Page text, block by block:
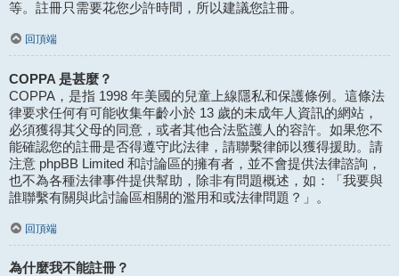
等。註冊只需要花您少許時間，所以建議您註冊。
回頂端
COPPA 是甚麼？
COPPA，是指 1998 年美國的兒童上線隱私和保護條例。這條法
律要求任何有可能收集年齡小於 13 歲的未成年人資訊的網站，
必須獲得其父母的同意，或者其他合法監護人的容許。如果您不
能確認您的註冊是否得遵守此法律，請聯繫律師以獲得援助。請
注意 phpBB Limited 和討論區的擁有者，並不會提供法律諮詢，
也不為各種法律事件提供幫助，除非有問題概述，如：「我要與
誰聯繫有關與此討論區相關的濫用和或法律問題？」。
回頂端
為什麼我不能註冊？